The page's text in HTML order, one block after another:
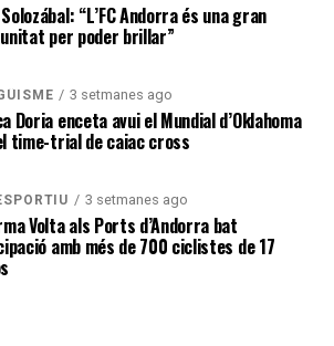
“L’FC Andorra és una gran
per poder brillar”
3 setmanes ago
Doria enceta avui el Mundial d’Oklahoma
time-trial de caiac cross
3 setmanes ago
Volta als Ports d’Andorra bat
amb més de 700 ciclistes de 17